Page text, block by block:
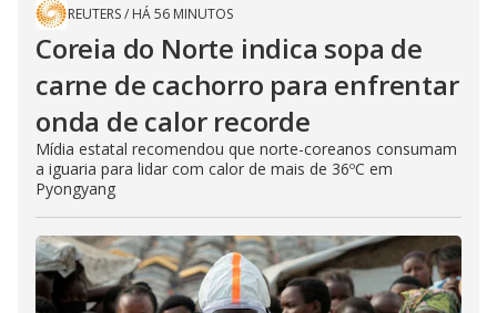
REUTERS/ HÁ 56 MINUTOS
Coreia do Norte indica sopa de
carne de cachorro para enfrentar
onda de calor recorde
Mídia estatal recomendou que norte-coreanos consumam
a iguaria para lidar com calor de mais de 36ºC em
Pyongyang